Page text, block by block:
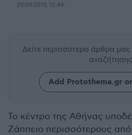
29.09.2019, 12:44
Δείτε περισσότερα άρθρα μας
αναζήτησης
Add Protothema.gr
Το κέντρο της Αθήνας
Ζάππειο περισσότερους